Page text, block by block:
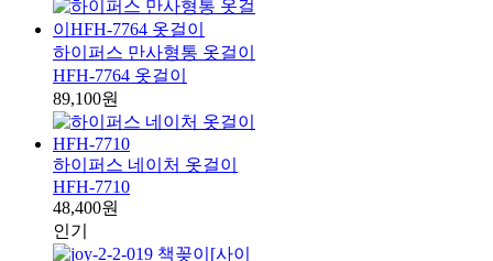
하이퍼스 만사형통 옷걸이
HFH-7764 옷걸이
89,100원
하이퍼스 네이처 옷걸이
HFH-7710
48,400원
인기